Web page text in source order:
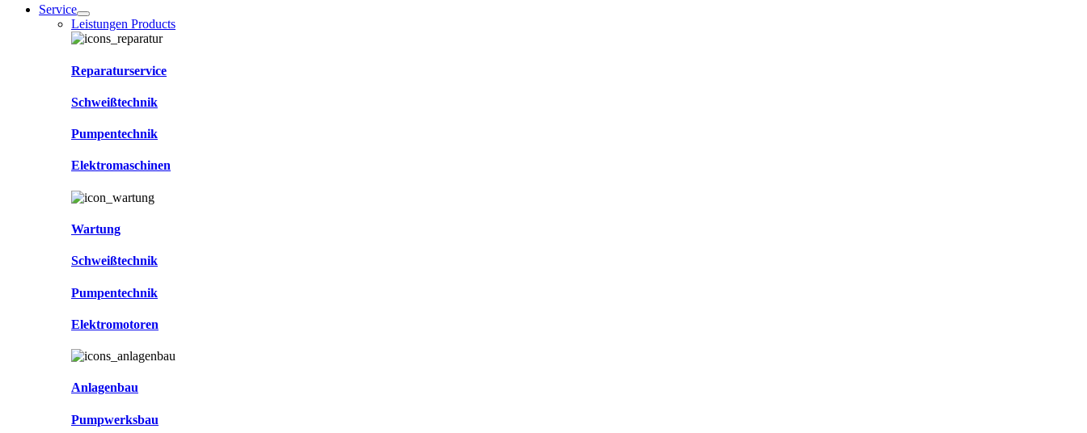
Service
Leistungen Products
Reparaturservice
Schweißtechnik
Pumpentechnik
Elektromaschinen
Wartung
Schweißtechnik
Pumpentechnik
Elektromotoren
Anlagenbau
Pumpwerksbau